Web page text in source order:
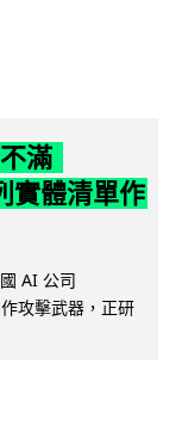
滿
實體清單作
AI 公司
攻擊武器，正研